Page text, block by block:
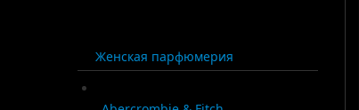
Женская парфюмерия